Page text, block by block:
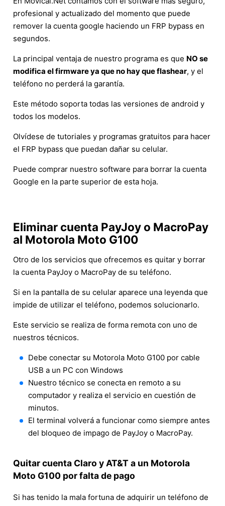
profesional y actualizado del momento que puede
remover la cuenta google haciendo un FRP bypass en
segundos.
La principal ventaja de nuestro programa es que NO se
modifica el firmware ya que no hay que flashear, y el
teléfono no perderá la garantía.
Este método soporta todas las versiones de android y
todos los modelos.
Olvídese de tutoriales y programas gratuitos para hacer
el FRP bypass que puedan dañar su celular.
Puede comprar nuestro software para borrar la cuenta
Google en la parte superior de esta hoja.
Eliminar cuenta PayJoy o MacroPay
al Motorola Moto G100
Otro de los servicios que ofrecemos es quitar y borrar
la cuenta PayJoy o MacroPay de su teléfono.
Si en la pantalla de su celular aparece una leyenda que
impide de utilizar el teléfono, podemos solucionarlo.
Este servicio se realiza de forma remota con uno de
nuestros técnicos.
Debe conectar su Motorola Moto G100 por cable
USB a un PC con Windows
Nuestro técnico se conecta en remoto a su
computador y realiza el servicio en cuestión de
minutos.
El terminal volverá a funcionar como siempre antes
del bloqueo de impago de PayJoy o MacroPay.
Quitar cuenta Claro y AT&T a un Motorola
Moto G100 por falta de pago
Si has tenido la mala fortuna de adquirir un teléfono de